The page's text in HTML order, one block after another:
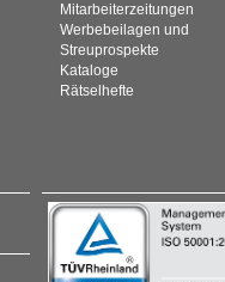
Mitarbeiterzeitungen
Werbebeilagen und
Streuprospekte
Kataloge
Rätselhefte